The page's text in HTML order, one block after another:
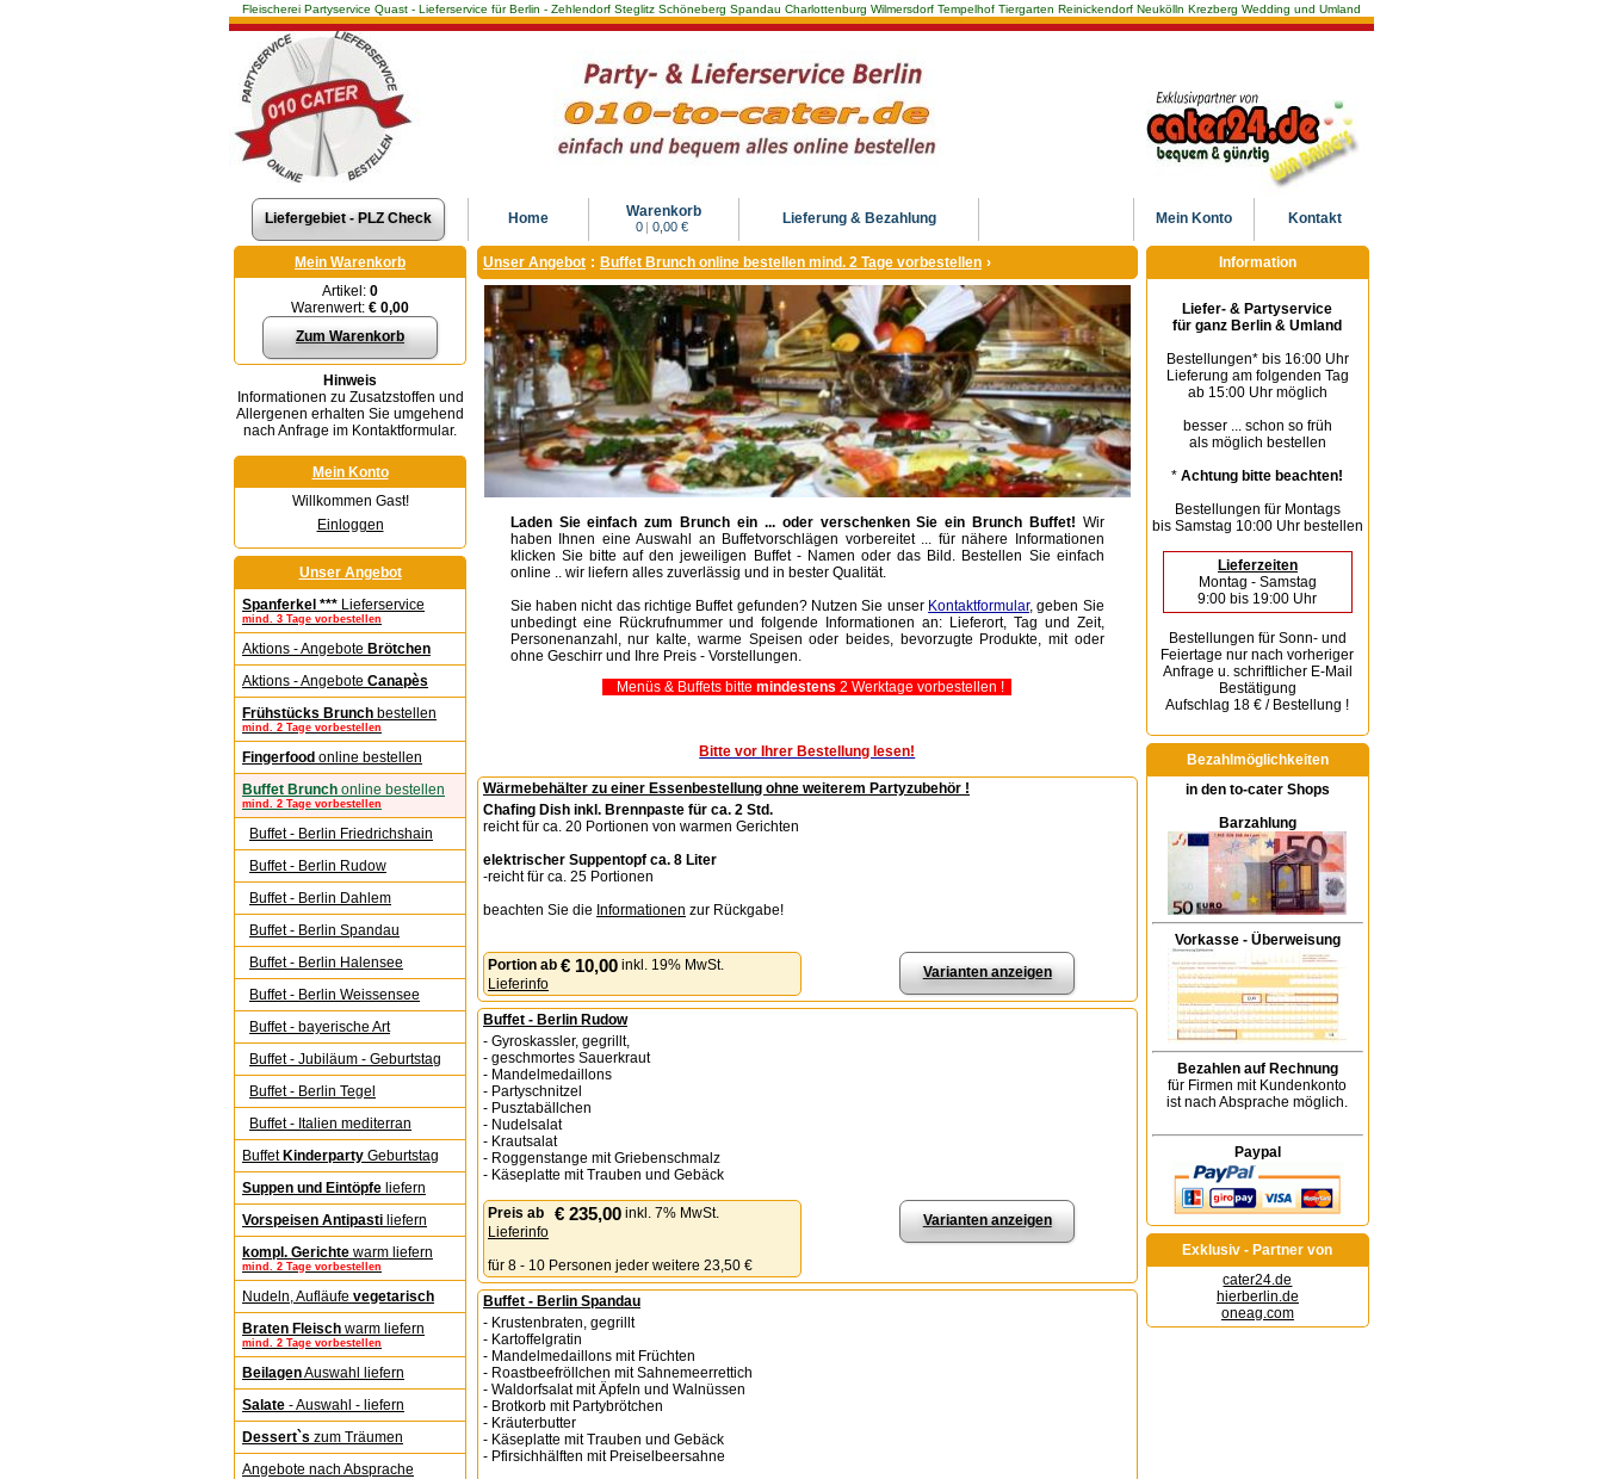
Fleischerei Partyservice Quast - Lieferservice für Berlin - Zehlendorf Steglitz Schöneberg Spandau Charlottenburg Wilmersdorf Tempelhof Tiergarten Reinickendorf Neukölln Krezberg Wedding und Umland
Liefergebiet - PLZ Check Home Warenkorb
0 | 0,00 € Lieferung & Bezahlung Kontakt
Mein Konto
Mein Warenkorb
Artikel: 0
Warenwert: € 0,00
Zum Warenkorb
Hinweis
Informationen zu Zusatzstoffen und
Allergenen erhalten Sie umgehend
nach Anfrage im Kontaktformular.
Mein Konto
Willkommen Gast!
Einloggen
Unser Angebot
Spanferkel *** Lieferservice
mind. 3 Tage vorbestellen
Aktions - Angebote Brötchen
Aktions - Angebote Canapès
Frühstücks Brunch bestellen
mind. 2 Tage vorbestellen
Fingerfood online bestellen
Buffet Brunch online bestellen
mind. 2 Tage vorbestellen
Buffet - Berlin Friedrichshain
Buffet - Berlin Rudow
Buffet - Berlin Dahlem
Buffet - Berlin Spandau
Buffet - Berlin Halensee
Buffet - Berlin Weissensee
Buffet - bayerische Art
Buffet - Jubiläum - Geburtstag
Buffet - Berlin Tegel
Buffet - Italien me­di­ter­ran
Buffet Kinderparty Geburtstag
Suppen und Eintöpfe liefern
Vorspeisen Antipasti liefern
kompl. Gerichte warm liefern
mind. 2 Tage vorbestellen
Nudeln, Aufläufe vegetarisch
Braten Fleisch warm liefern
mind. 2 Tage vorbestellen
BeilagenAuswahl liefern
Salate - Auswahl - liefern
Dessert`s zum Träumen
Angebote nach Absprache
Unser Angebot : Buffet Brunch online bestellen mind. 2 Tage vorbestellen ›
Laden Sie einfach zum Brunch ein ... oder verschenken Sie ein Brunch Buffet! Wir
haben Ihnen eine Auswahl an Buffetvorschlägen vorbereitet ... für nähere Informationen
klicken Sie bitte auf den jeweiligen Buffet - Namen oder das Bild. Bestellen Sie einfach
online .. wir liefern alles zuverlässig und in bester Qualität.
Sie haben nicht das richtige Buffet gefunden? Nutzen Sie unser Kontaktformular, geben Sie
unbedingt eine Rückrufnummer und folgende Informationen an: Lieferort, Tag und Zeit,
Personenanzahl, nur kalte, warme Speisen oder beides, bevorzugte Produkte, mit oder
ohne Geschirr und Ihre Preis - Vorstellungen.
Menüs & Buffets bittemindestens 2 Werktage vorbestellen !
Bitte vor Ihrer Bestellung lesen!
Wärmebehälter zu einer Essenbestellung ohne weiterem Partyzubehör !
Chafing Dish inkl. Brennpaste für ca. 2 Std.
reicht für ca. 20 Portionen von warmen Gerichten
elektrischer Suppentopf ca. 8 Liter
-reicht für ca. 25 Portionen
beachten Sie die Informationen zur Rückgabe!
Portion ab € 10,00 inkl. 19% MwSt.
Lieferinfo
Varianten anzeigen
Buffet - Berlin Rudow
- Gyroskassler, gegrillt,
- geschmortes Sauerkraut
- Mandelmedaillons
- Partyschnitzel
- Pusztabällchen
- Nudelsalat
- Krautsalat
- Roggenstange mit Griebenschmalz
- Käseplatte mit Trauben und Gebäck
Preis ab € 235,00 inkl. 7% MwSt.
Lieferinfo
für 8 - 10 Personen jeder weitere 23,50 €
Varianten anzeigen
Buffet - Berlin Spandau
- Krustenbraten, gegrillt
- Kartoffelgratin
- Mandelmedaillons mit Früchten
- Roastbeefröllchen mit Sahnemeerrettich
- Waldorfsalat mit Äpfeln und Walnüssen
- Brotkorb mit Partybrötchen
- Kräuterbutter
- Käseplatte mit Trauben und Gebäck
- Pfirsichhälften mit Preiselbeersahne
Information
Liefer- & Partyservice
für ganz Berlin & Umland
Bestellungen* bis 16:00 Uhr
Lieferung am folgenden Tag
ab 15:00 Uhr möglich
besser ... schon so früh
als möglich bestellen
*Achtung bitte beachten!
Bestellungen für Montags
bis Samstag 10:00 Uhr bestellen
Lieferzeiten
Montag - Samstag
9:00 bis 19:00 Uhr
Bestellungen für Sonn- und
Feiertagenur nach vorheriger
Anfrage u. schriftlicher E-Mail
Bestätigung
Aufschlag 18 € / Bestellung !
Bezahlmöglichkeiten
in den to-cater Shops
Barzahlung
Vorkasse - Überweisung
Bezahlen auf Rechnung
für Firmen mit Kundenkonto
ist nach Absprache möglich.
Paypal
Exklusiv - Partner von
cater24.de
hierberlin.de
oneag.com